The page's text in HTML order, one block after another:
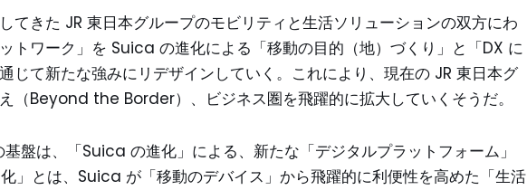
てきた JR 東日本グループのモビリティと生活ソリューションの双方にわ
トワーク」を Suica の進化による「移動の目的（地）づくり」と「DX に
じて新たな強みにリデザインしていく。これにより、現在の JR 東日本グ
（Beyond the Border）、ビジネス圏を飛躍的に拡大していくそうだ。
盤は、「Suica の進化」による、新たな「デジタルプラットフォーム」
」とは、Suica が「移動のデバイス」から飛躍的に利便性を高めた「生活